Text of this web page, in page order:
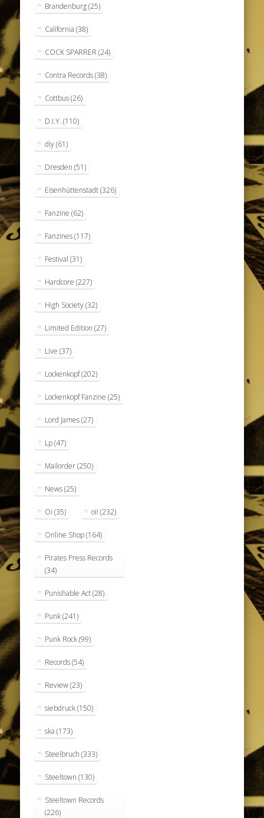
Brandenburg(25)
California (38)
COCK SPARRER (24)
Contra Records(38)
Cottbus(26)
D.I.Y. (110)
diy(61)
Dresden (51)
Eisenhüttenstadt(326)
Fanzine (62)
Fanzines(117)
Festival (31)
Hardcore (227)
High Society(32)
Limited Edition (27)
Live (37)
Lockenkopf(202)
Lockenkopf Fanzine (25)
Lord James(27)
Lp(47)
Mailorder(250)
News(25)
Oi (35) oi! (232)
Online Shop(164)
Pirates Press Records
(34)
Punishable Act(28)
Punk(241)
Punk Rock(99)
Records(54)
Review(23)
siebdruck(150)
ska (173)
Steelbruch (333)
Steeltown (130)
Steeltown Records
(226)